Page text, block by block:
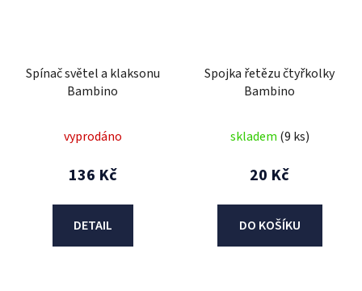
Spínač světel a klaksonu
Bambino
vyprodáno
136 Kč
DETAIL
Spojka řetězu čtyřkolky
Bambino
skladem (9 ks)
20 Kč
DO KOŠÍKU